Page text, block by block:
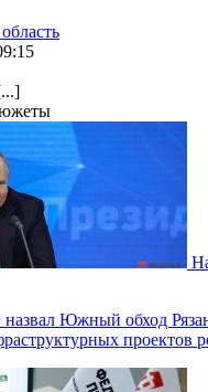
Южный обход
проектов